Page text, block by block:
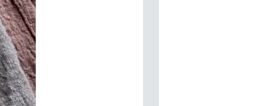
Salute
Piante
Pulizia Energetica